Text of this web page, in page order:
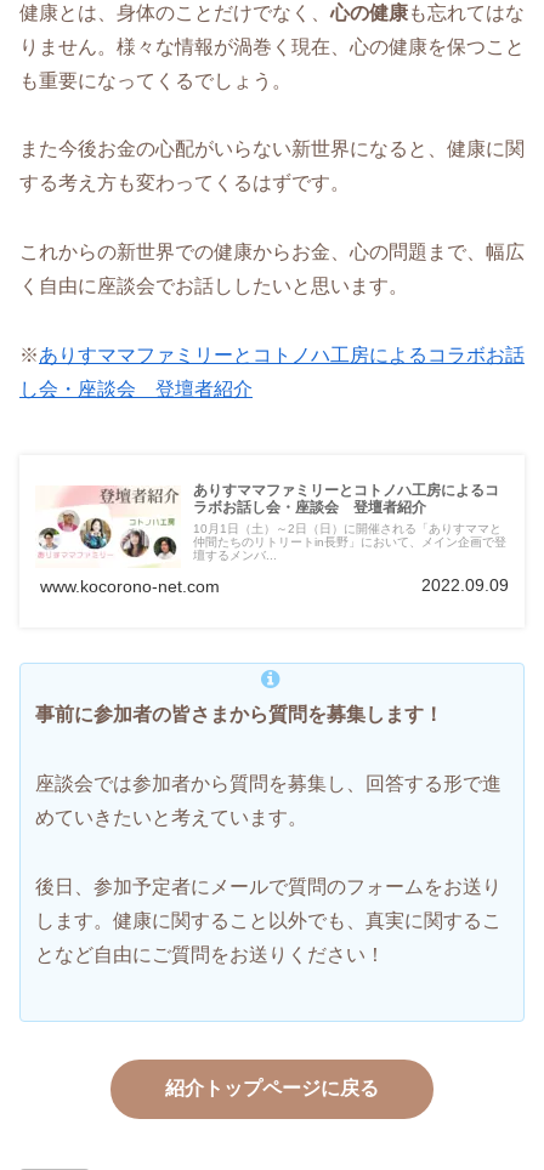
健康とは、身体のことだけでなく、心の健康も忘れてはな
りません。様々な情報が渦巻く現在、心の健康を保つこと
も重要になってくるでしょう。
また今後お金の心配がいらない新世界になると、健康に関
する考え方も変わってくるはずです。
これからの新世界での健康からお金、心の問題まで、幅広
く自由に座談会でお話ししたいと思います。
※ありすママファミリーとコトノハ工房によるコラボお話
し会・座談会 登壇者紹介
ありすママファミリーとコトノハ工房によるコ
ラボお話し会・座談会 登壇者紹介
10月1日（土）～2日（日）に開催される「ありすママと
仲間たちのリトリートin長野」において、メイン企画で登
壇するメンバ...
www.kocorono-net.com 2022.09.09
事前に参加者の皆さまから質問を募集します！
座談会では参加者から質問を募集し、回答する形で進
めていきたいと考えています。
後日、参加予定者にメールで質問のフォームをお送り
します。健康に関すること以外でも、真実に関するこ
となど自由にご質問をお送りください！
紹介トップページに戻る